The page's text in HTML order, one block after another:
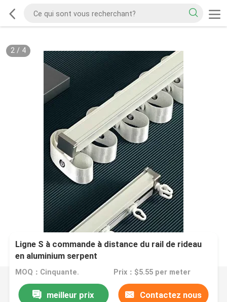
2/ 4
Ligne S à commande à distance du rail de rideau
en aluminium serpent
MOQ：Cinquante. Prix：$5.55 per meter
meilleur prix Contactez nous